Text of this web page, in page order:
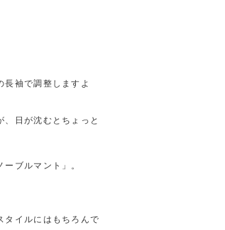
長袖で調整しますよ
、日が沈むとちょっと
ブルマント」。
タイルにはもちろんで